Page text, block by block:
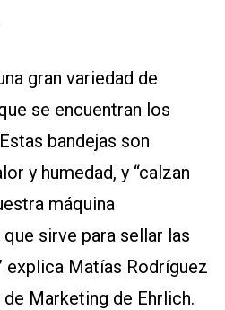
gran variedad de
se encuentran los
bandejas son
y humedad, y “calzan
máquina
sirve para sellar las
explica Matías Rodríguez
Marketing de Ehrlich.